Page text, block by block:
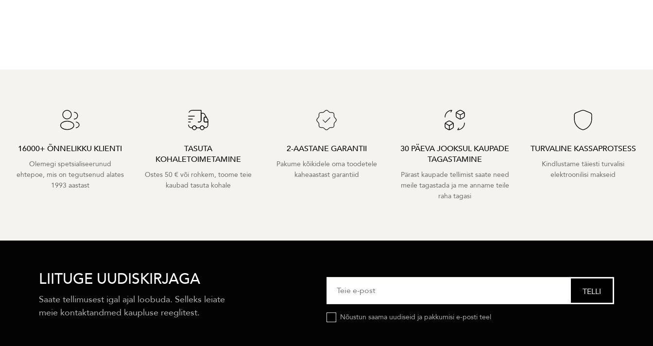
16000+ ÕNNELIKKU KLIENTI
Olemegi spetsialiseerunud
ehtepoe, mis on tegutsenud alates
1993 aastast
TASUTA
KOHALETOIMETAMINE
Ostes 50 € või rohkem, toome teie
kaubad tasuta kohale
2-AASTANE GARANTII
Pakume kõikidele oma toodetele
kaheaastast garantiid
30 PÄEVA JOOKSUL KAUPADE
TAGASTAMINE
Pärast kaupade tellimist saate need
meile tagastada ja me anname teile
raha tagasi
TURVALINE KASSAPROTSESS
Kindlustame täiesti turvalisi
elektroonilisi makseid
LIITUGE UUDISKIRJAGA
Saate tellimusest igal ajal loobuda. Selleks leiate
meie kontaktandmed kaupluse reeglitest.
Nõustun saama uudiseid ja pakkumisi e-posti teel